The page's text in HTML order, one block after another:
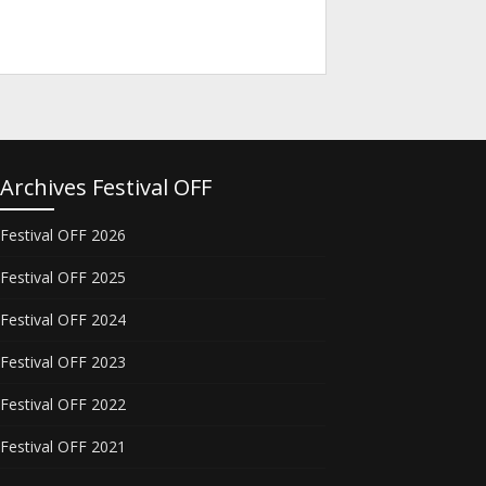
Archives Festival OFF
Festival OFF 2026
Festival OFF 2025
Festival OFF 2024
Festival OFF 2023
Festival OFF 2022
Festival OFF 2021